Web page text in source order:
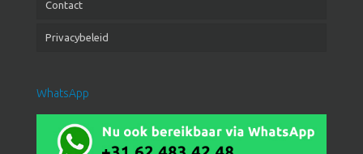
Contact
Privacybeleid
WhatsApp